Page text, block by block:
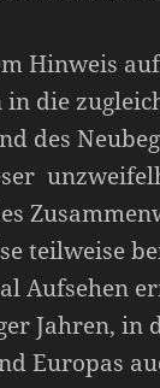
Hinweis
die
des
teilweise
Aufsehen
Jahren, in
Europas